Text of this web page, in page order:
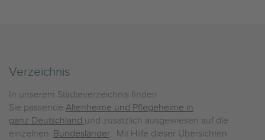
Verzeichnis
In unserem Städteverzeichnis finden
Sie passende Altenheime und Pflegeheime in
ganz Deutschland und zusätzlich ausgewiesen auf die
einzelnen Bundesländer. Mit Hilfe dieser Übersichten